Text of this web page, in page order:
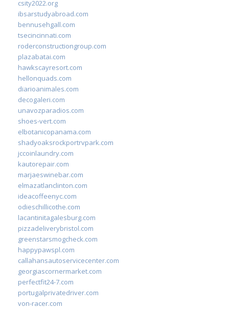
csity2022.org
ibsarstudyabroad.com
bennusehgall.com
tsecincinnati.com
roderconstructiongroup.com
plazabatai.com
hawkscayresort.com
hellonquads.com
diarioanimales.com
decogaleri.com
unavozparadios.com
shoes-vert.com
elbotanicopanama.com
shadyoaksrockportrvpark.com
jccoinlaundry.com
kautorepair.com
marjaeswinebar.com
elmazatlanclinton.com
ideacoffeenyc.com
odieschillicothe.com
lacantinitagalesburg.com
pizzadeliverybristol.com
greenstarsmogcheck.com
happypawspl.com
callahansautoservicecenter.com
georgiascornermarket.com
perfectfit24-7.com
portugalprivatedriver.com
von-racer.com